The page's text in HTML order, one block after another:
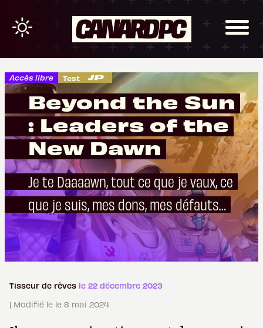
Accès libre Test
Beyond the Sun
: Leaders of the
New Dawn
Je te Daaaawn, tout ce que je vaux, ce
que je suis, mes dons, mes défauts…
Tisseur de rêves le 22 décembre 2023
| Modifié le le 8 mai 2024